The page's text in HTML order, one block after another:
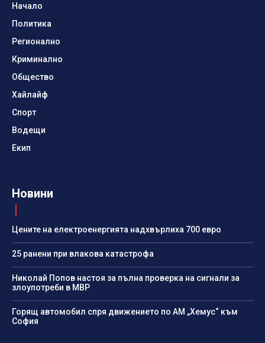
Начало
Политика
Регионално
Криминално
Общество
Хайлайф
Спорт
Водещи
Екип
Новини
Цените на електроенергията надхвърлиха 700 евро
25 ранени при влакова катастрофа
Николай Попов настоя за пълна проверка на сигнали за
злоупотреби в МВР
Горящ автомобил спря движението по АМ „Хемус“ към
София